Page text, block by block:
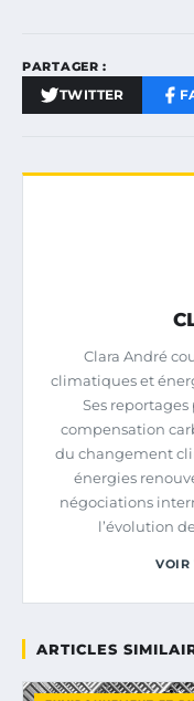
PARTAGER :
TWITTER
Clara André
climatiques et
Ses
compensation
du changement
énergies
négociations
l’évolution
VOIR
ARTICLES